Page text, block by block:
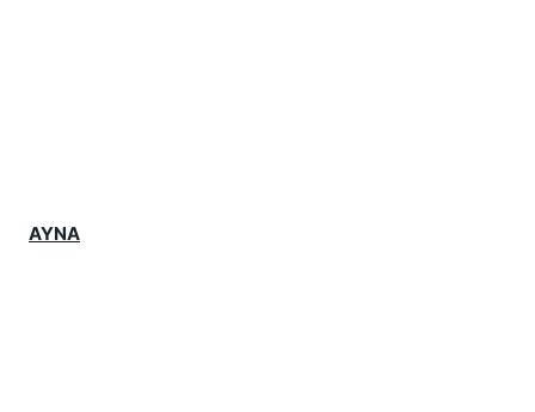
AYNA